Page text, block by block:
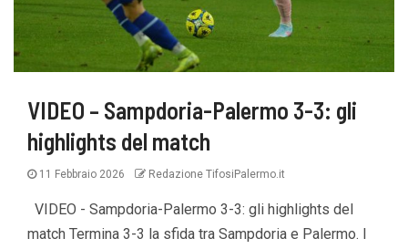
VIDEO – Sampdoria-Palermo 3-3: gli
highlights del match
11 Febbraio 2026 Redazione TifosiPalermo.it
VIDEO - Sampdoria-Palermo 3-3: gli highlights del
match Termina 3-3 la sfida tra Sampdoria e Palermo. I